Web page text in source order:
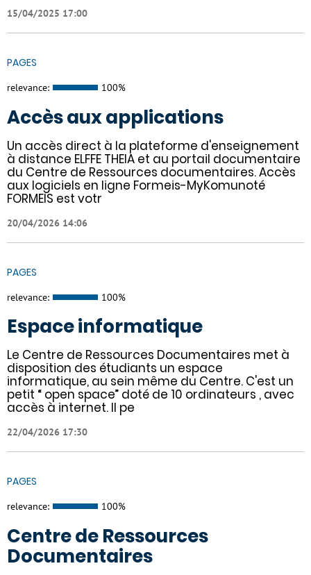
15/04/2025 17:00
PAGES
relevance: 100%
Accès aux applications
Un accès direct à la plateforme d'enseignement
à distance ELFFE THEIA et au portail documentaire
du Centre de Ressources documentaires. Accès
aux logiciels en ligne Formeis-MyKomunoté
FORMEIS est votr
20/04/2026 14:06
PAGES
relevance: 100%
Espace informatique
Le Centre de Ressources Documentaires met à
disposition des étudiants un espace
informatique, au sein même du Centre. C'est un
petit “ open space” doté de 10 ordinateurs , avec
accès à internet. Il pe
22/04/2026 17:30
PAGES
relevance: 100%
Centre de Ressources
Documentaires